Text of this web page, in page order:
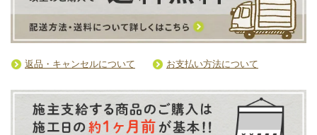
返品・キャンセルについて お支払い方法について